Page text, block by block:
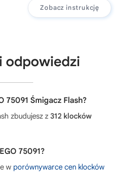
Zobacz instrukcję
odpowiedzi
75091 Śmigacz Flash?
zbudujesz z 312 klocków
75091?
w porównywarce cen klocków